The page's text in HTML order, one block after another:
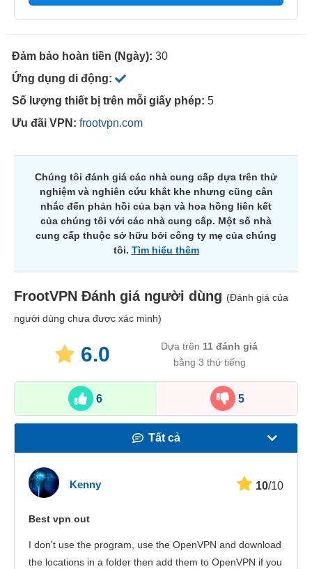
Đảm bảo hoàn tiền (Ngày): 30
Ứng dụng di động:
Số lượng thiết bị trên mỗi giấy phép: 5
Ưu đãi VPN: frootvpn.com
Chúng tôi đánh giá các nhà cung cấp dựa trên thử
nghiệm và nghiên cứu khắt khe nhưng cũng cân
nhắc đến phản hồi của bạn và hoa hồng liên kết
của chúng tôi với các nhà cung cấp. Một số nhà
cung cấp thuộc sở hữu bởi công ty mẹ của chúng
tôi. Tìm hiểu thêm
FrootVPN Đánh giá người dùng (Đánh giá của
người dùng chưa được xác minh)
6.0 Dựa trên 11 đánh giá
bằng 3 thứ tiếng
6 5
Tất cả
Dịch vụ khách hàng
Kenny 10/10
Best vpn out
I don't use the program, use the OpenVPN and download
the locations in a folder then add them to OpenVPN if you